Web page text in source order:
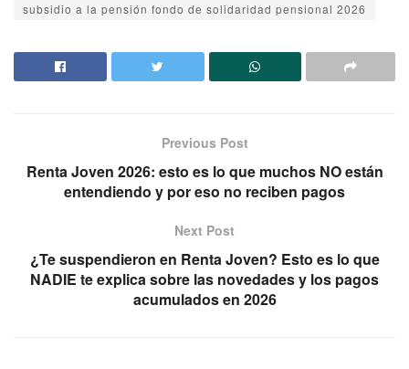
subsidio a la pensión fondo de solidaridad pensional 2026
Previous Post
Renta Joven 2026: esto es lo que muchos NO están
entendiendo y por eso no reciben pagos
Next Post
¿Te suspendieron en Renta Joven? Esto es lo que
NADIE te explica sobre las novedades y los pagos
acumulados en 2026